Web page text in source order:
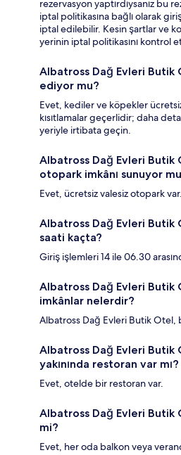
rezervasyon yaptırdıysanız bu
iptal politikasına bağlı olarak
iptal edilebilir. Kesin şartlar ve
yerinin iptal politikasını kontrol
Albatross Dağ Evleri
ediyor mu?
Evet, kediler ve köpekler
kısıtlamalar geçerlidir; daha
yeriyle irtibata geçin.
Albatross Dağ Evleri
otopark imkânı sunuyor
Evet, ücretsiz valesiz otopark var.
Albatross Dağ Evleri Butik
saati kaçta?
Giriş işlemleri 14 ile 06.30
Albatross Dağ Evleri Butik
imkânlar nelerdir?
Albatross Dağ Evleri Butik Otel,
Albatross Dağ Evleri
yakınında restoran var mı?
Evet, otelde bir restoran var.
Albatross Dağ Evleri Butik
mi?
Evet, her oda balkon veya